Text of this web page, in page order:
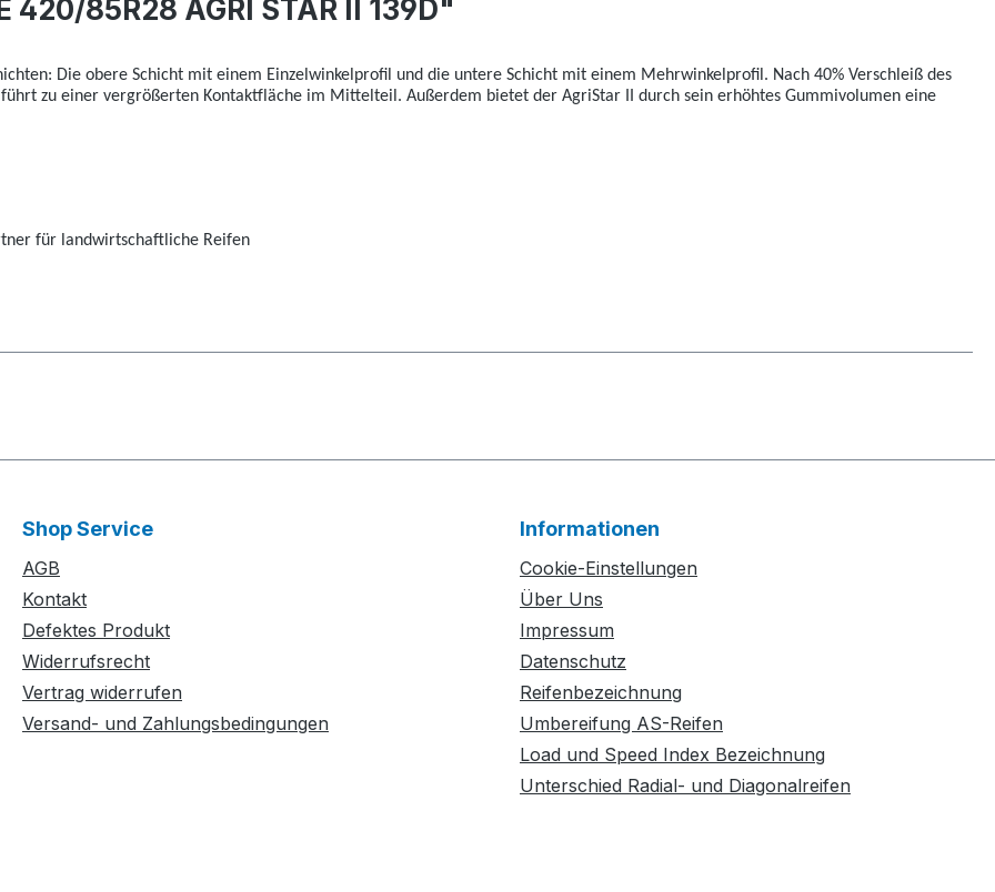
85R28 AGRI STAR II 139D"
Die obere Schicht mit einem Einzelwinkelprofil und die untere Schicht mit einem Mehrwinkelprofil. Nach 40% Verschleiß des
zu einer vergrößerten Kontaktfläche im Mittelteil. Außerdem bietet der AgriStar II durch sein erhöhtes Gummivolumen eine
für landwirtschaftliche Reifen
Shop Service
AGB
Kontakt
Defektes Produkt
Widerrufsrecht
Vertrag widerrufen
Versand- und Zahlungsbedingungen
Informationen
Cookie-Einstellungen
Über Uns
Impressum
Datenschutz
Reifenbezeichnung
Umbereifung AS-Reifen
Load und Speed Index Bezeichnung
Unterschied Radial- und Diagonalreifen